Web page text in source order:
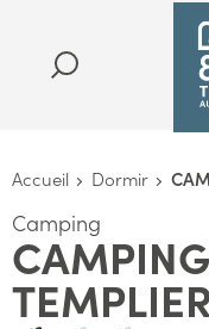
Accueil Dormir
Camping